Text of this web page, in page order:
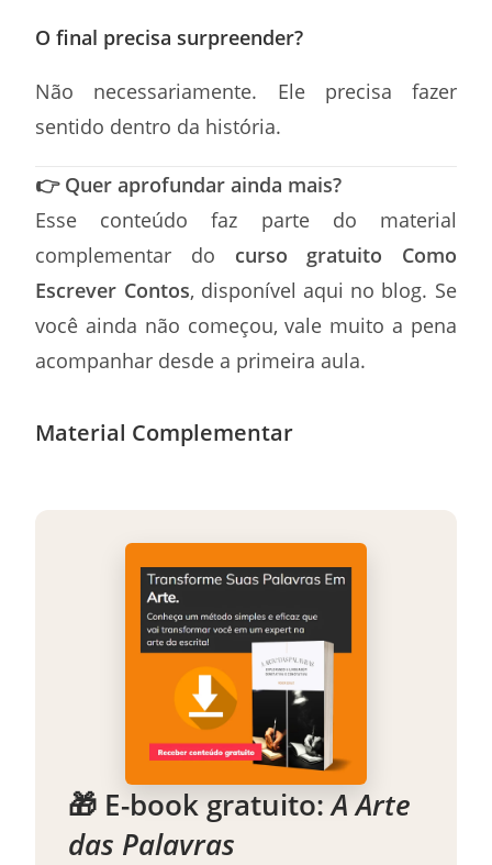
O final precisa surpreender?
Não necessariamente. Ele precisa fazer
sentido dentro da história.
👉 Quer aprofundar ainda mais?
Esse conteúdo faz parte do material
complementar do curso gratuito Como
Escrever Contos, disponível aqui no blog. Se
você ainda não começou, vale muito a pena
acompanhar desde a primeira aula.
Material Complementar
🎁 E-book gratuito:A Arte
das Palavras